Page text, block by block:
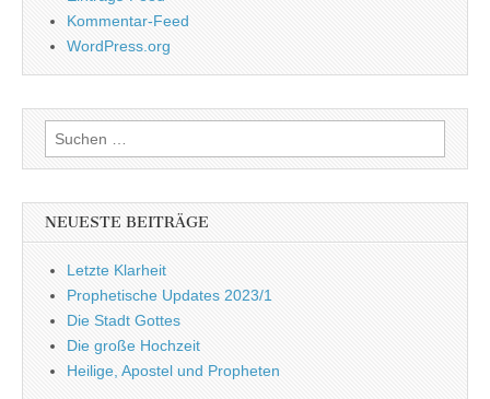
Kommentar-Feed
WordPress.org
Suchen
nach:
NEUESTE BEITRÄGE
Letzte Klarheit
Prophetische Updates 2023/1
Die Stadt Gottes
Die große Hochzeit
Heilige, Apostel und Propheten